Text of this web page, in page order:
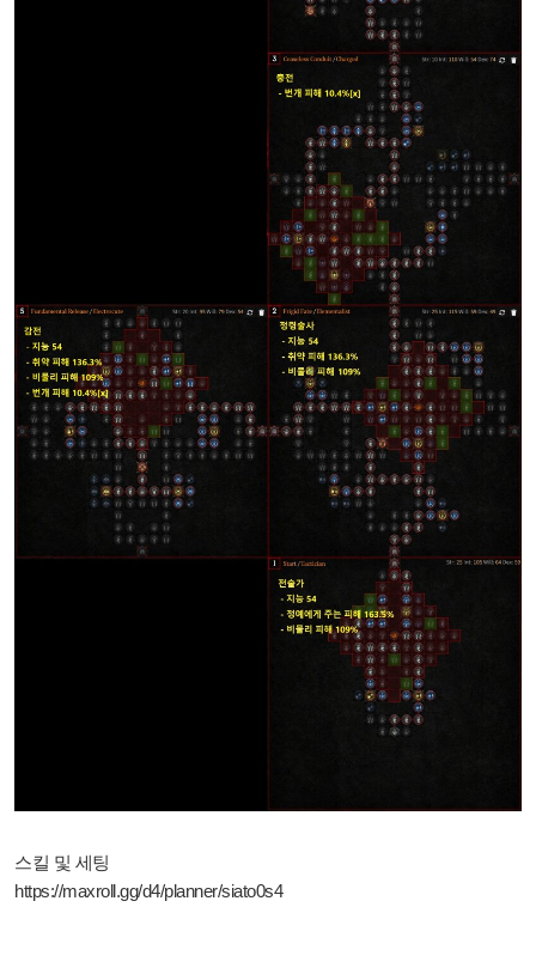
스킬 및 세팅
https://maxroll.gg/d4/planner/siato0s4